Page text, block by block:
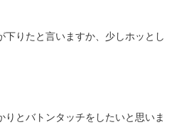
下りたと言いますか、少しホッとし
りとバトンタッチをしたいと思いま